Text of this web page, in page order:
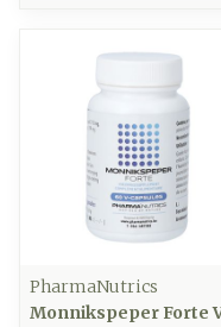
PharmaNutrics
Monnikspeper Forte